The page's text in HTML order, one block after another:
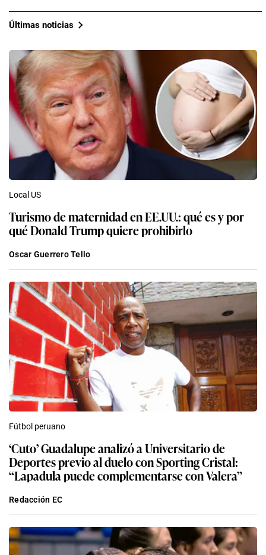
Últimas noticias
Local US
Turismo de maternidad en EE.UU.: qué es y por
qué Donald Trump quiere prohibirlo
Oscar Guerrero Tello
Fútbol peruano
‘Cuto’ Guadalupe analizó a Universitario de
Deportes previo al duelo con Sporting Cristal:
“Lapadula puede complementarse con Valera”
Redacción EC